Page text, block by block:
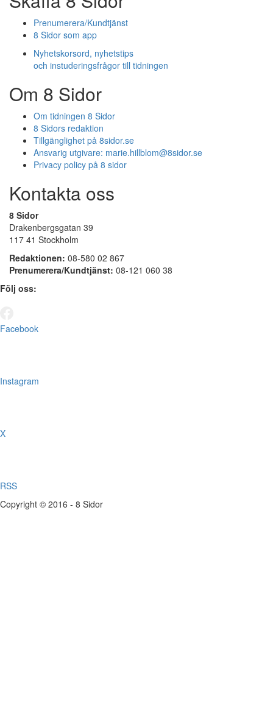
Prenumerera/Kundtjänst
8 Sidor som app
Nyhetskorsord, nyhetstips
och instuderingsfrågor till tidningen
Om 8 Sidor
Om tidningen 8 Sidor
8 Sidors redaktion
Tillgänglighet på 8sidor.se
Ansvarig utgivare: marie.hillblom@8sidor.se
Privacy policy på 8 sidor
Kontakta oss
8 Sidor
Drakenbergsgatan 39
117 41 Stockholm
Redaktionen: 08-580 02 867
Prenumerera/Kundtjänst: 08-121 060 38
Följ oss:
Facebook
Instagram
X
RSS
Copyright © 2016 - 8 Sidor